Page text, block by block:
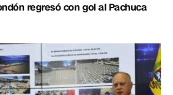
regresó con gol al Pachuca